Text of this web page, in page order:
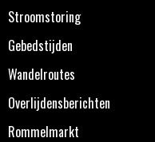
Stroomstoring
Gebedstijden
Wandelroutes
Overlijdensberichten
Rommelmarkt